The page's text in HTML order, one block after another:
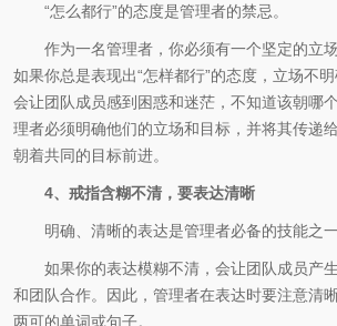
“怎么都行”的态度是管理者的禁忌。
作为一名管理者，你必须有一个坚定的立
如果你总是表现出“怎样都行”的态度，立场不
会让团队成员感到困惑和迷茫，不知道该朝哪
理者必须明确他们的立场和目标，并将其传递
朝着共同的目标前进。
4、戒指含糊不清，要表达清晰
明确、清晰的表达是管理者必备的技能之一
如果你的表达模糊不清，会让团队成员产
和团队合作。因此，管理者在表达时要注意清
两可的单词或句子。